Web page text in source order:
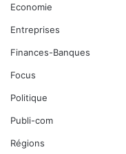
Economie
Entreprises
Finances-Banques
Focus
Politique
Publi-com
Régions